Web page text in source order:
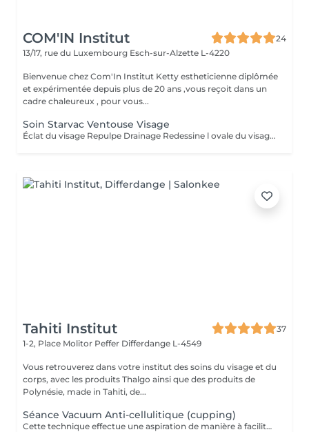
COM'IN Institut
24
13/17, rue du Luxembourg Esch-sur-Alzette L-4220
Bienvenue chez Com'In Institut Ketty estheticienne diplômée
et expérimentée depuis plus de 20 ans ,vous reçoit dans un
cadre chaleureux , pour vous...
Soin Starvac Ventouse Visage
Éclat du visage Repulpe Drainage Redessine l ovale du visage Nettoyage du visage ,traitement ventouse et application d'une crème
Tahiti Institut
37
1-2, Place Molitor Peffer Differdange L-4549
Vous retrouverez dans votre institut des soins du visage et du
corps, avec les produits Thalgo ainsi que des produits de
Polynésie, made in Tahiti, de...
Séance Vacuum Anti-cellulitique (cupping)
Cette technique effectue une aspiration de manière à faciliter le drainage du liquide retenu dans les cellules et à favoriser la circulation sanguine. La combinaison de ces deux effets aide à extraire les adipocytes et favorise l'oxygénation des tissus. Pour cette raison, c'est un traitement recommandé contre la cellulite.